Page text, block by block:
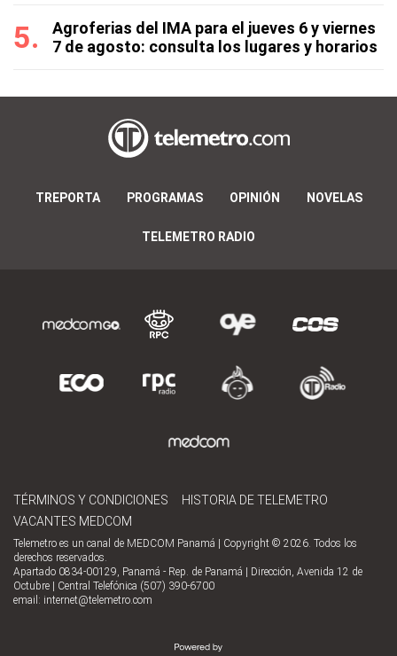
Agroferias del IMA para el jueves 6 y viernes
7 de agosto: consulta los lugares y horarios
TREPORTA PROGRAMAS OPINIÓN NOVELAS
TELEMETRO RADIO
TÉRMINOS Y CONDICIONES
HISTORIA DE TELEMETRO
VACANTES MEDCOM
Telemetro es un canal de MEDCOM Panamá | Copyright © 2026. Todos los
derechos reservados.
Apartado 0834-00129, Panamá - Rep. de Panamá | Dirección, Avenida 12 de
Octubre | Central Telefónica (507) 390-6700
email: internet@telemetro.com